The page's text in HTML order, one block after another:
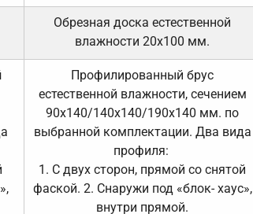
Обрезная доска естественной
влажности 20х100 мм.
Профилированный брус
естественной влажности, сечением
90х140/140х140/190х140 мм. по
выбранной комплектации. Два вида
профиля:
1. С двух сторон, прямой со снятой
фаской. 2. Снаружи под «блок- хаус»,
внутри прямой.